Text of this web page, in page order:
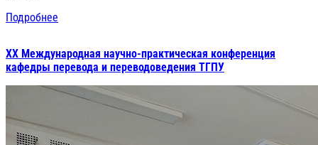
Подробнее
XX Международная научно-практическая конференция
кафедры перевода и переводоведения ТГПУ